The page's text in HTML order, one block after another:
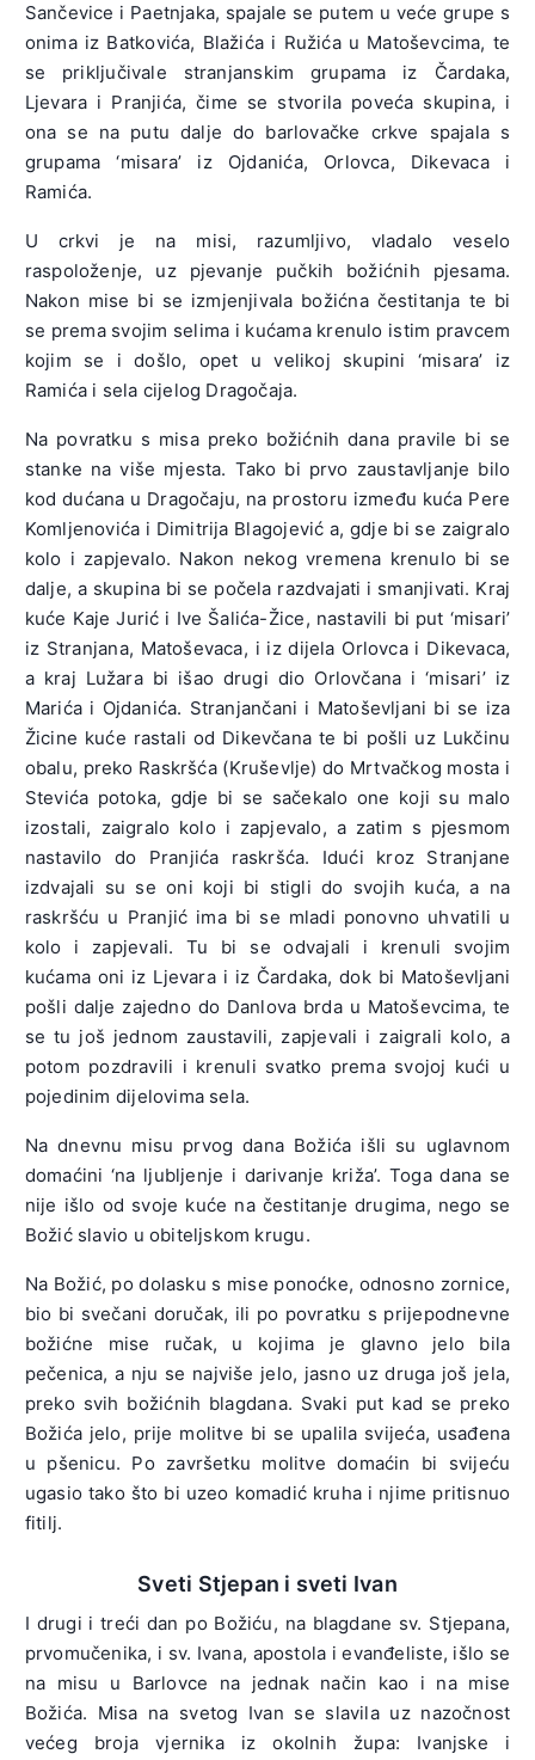
Sančevice i Paetnjaka, spajale se putem u veće grupe s
onima iz Batkovića, Blažića i Ružića u Matoševcima, te
se priključivale stranjanskim grupama iz Čardaka,
Ljevara i Pranjića, čime se stvorila poveća skupina, i
ona se na putu dalje do barlovačke crkve spajala s
grupama ‘misara’ iz Ojdanića, Orlovca, Dikevaca i
Ramića.
U crkvi je na misi, razumljivo, vladalo veselo
raspoloženje, uz pjevanje pučkih božićnih pjesama.
Nakon mise bi se izmjenjivala božićna čestitanja te bi
se prema svojim selima i kućama krenulo istim pravcem
kojim se i došlo, opet u velikoj skupini ‘misara’ iz
Ramića i sela cijelog Dragočaja.
Na povratku s misa preko božićnih dana pravile bi se
stanke na više mjesta. Tako bi prvo zaustavljanje bilo
kod dućana u Dragočaju, na prostoru između kuća Pere
Komljenovića i Dimitrija Blagojević a, gdje bi se zaigralo
kolo i zapjevalo. Nakon nekog vremena krenulo bi se
dalje, a skupina bi se počela razdvajati i smanjivati. Kraj
kuće Kaje Jurić i Ive Šalića-Žice, nastavili bi put ‘misari’
iz Stranjana, Matoševaca, i iz dijela Orlovca i Dikevaca,
a kraj Lužara bi išao drugi dio Orlovčana i ‘misari’ iz
Marića i Ojdanića. Stranjančani i Matoševljani bi se iza
Žicine kuće rastali od Dikevčana te bi pošli uz Lukčinu
obalu, preko Raskršća (Kruševlje) do Mrtvačkog mosta i
Stevića potoka, gdje bi se sačekalo one koji su malo
izostali, zaigralo kolo i zapjevalo, a zatim s pjesmom
nastavilo do Pranjića raskršća. Idući kroz Stranjane
izdvajali su se oni koji bi stigli do svojih kuća, a na
raskršću u Pranjić ima bi se mladi ponovno uhvatili u
kolo i zapjevali. Tu bi se odvajali i krenuli svojim
kućama oni iz Ljevara i iz Čardaka, dok bi Matoševljani
pošli dalje zajedno do Danlova brda u Matoševcima, te
se tu još jednom zaustavili, zapjevali i zaigrali kolo, a
potom pozdravili i krenuli svatko prema svojoj kući u
pojedinim dijelovima sela.
Na dnevnu misu prvog dana Božića išli su uglavnom
domaćini ‘na ljubljenje i darivanje križa’. Toga dana se
nije išlo od svoje kuće na čestitanje drugima, nego se
Božić slavio u obiteljskom krugu.
Na Božić, po dolasku s mise ponoćke, odnosno zornice,
bio bi svečani doručak, ili po povratku s prijepodnevne
božićne mise ručak, u kojima je glavno jelo bila
pečenica, a nju se najviše jelo, jasno uz druga još jela,
preko svih božićnih blagdana. Svaki put kad se preko
Božića jelo, prije molitve bi se upalila svijeća, usađena
u pšenicu. Po završetku molitve domaćin bi svijeću
ugasio tako što bi uzeo komadić kruha i njime pritisnuo
fitilj.
Sveti Stjepan i sveti Ivan
I drugi i treći dan po Božiću, na blagdane sv. Stjepana,
prvomučenika, i sv. Ivana, apostola i evanđeliste, išlo se
na misu u Barlovce na jednak način kao i na mise
Božića. Misa na svetog Ivan se slavila uz nazočnost
većeg broja vjernika iz okolnih župa: Ivanjske i